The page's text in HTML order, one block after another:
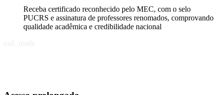
Receba certificado reconhecido pelo MEC, com o selo
PUCRS e assinatura de professores renomados, comprovando
qualidade acadêmica e credibilidade nacional